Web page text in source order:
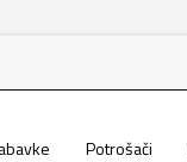
Potrošači